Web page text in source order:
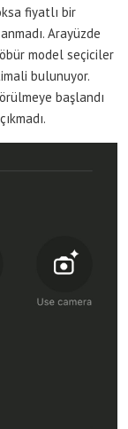
fiyatlı bir
Arayüzde
model seçiciler
bulunuyor.
başlandı